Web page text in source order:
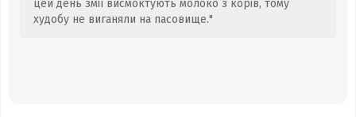
цей день змії висмоктують молоко з корів, тому
худобу не виганяли на пасовище."